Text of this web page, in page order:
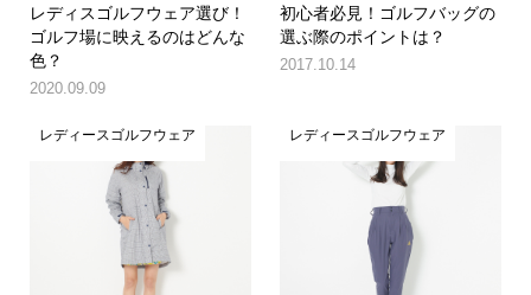
レディスゴルフウェア選び！
ゴルフ場に映えるのはどんな
色？
2020.09.09
初心者必見！ゴルフバッグの
選ぶ際のポイントは？
2017.10.14
レディースゴルフウェア レディースゴルフウェア